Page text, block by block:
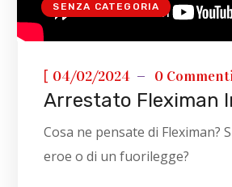
SENZA CATEGORIA
[ 04/02/2024 0
Arrestato Fleximan
Cosa ne pensate di Fleximan?
eroe o di un fuorilegge?